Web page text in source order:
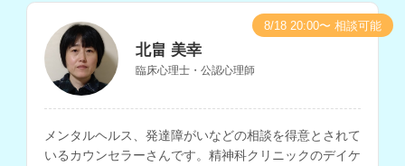
北畠 美幸
臨床心理士・公認心理師
メンタルヘルス、発達障がいなどの相談を得意とされて
いるカウンセラーさんです。精神科クリニックのデイケ
8/18 20:00〜 相談可能